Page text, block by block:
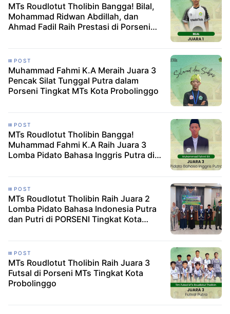
MTs Roudlotut Tholibin Bangga! Bilal,
Mohammad Ridwan Abdillah, dan
Ahmad Fadil Raih Prestasi di Porseni
POST
Muhammad Fahmi K.A Meraih Juara 3
Pencak Silat Tunggal Putra dalam
Porseni Tingkat MTs Kota Probolinggo
POST
MTs Roudlotut Tholibin Bangga!
Muhammad Fahmi K.A Raih Juara 3
Lomba Pidato Bahasa Inggris Putra di
POST
MTs Roudlotut Tholibin Raih Juara 2
Lomba Pidato Bahasa Indonesia Putra
dan Putri di PORSENI Tingkat Kota
POST
MTs Roudlotut Tholibin Raih Juara 3
Futsal di Porseni MTs Tingkat Kota
Probolinggo